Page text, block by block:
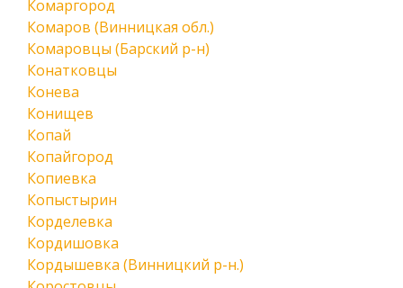
Комаргород
Комаров (Винницкая обл.)
Комаровцы (Барский р-н)
Конатковцы
Конева
Конищев
Копай
Копайгород
Копиевка
Копыстырин
Корделевка
Кордишовка
Кордышевка (Винницкий р-н.)